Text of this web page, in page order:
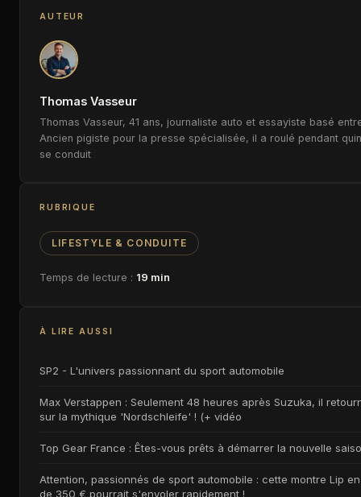
AUTEUR
Thomas Vasseur
Thomas Vasseur, 41 ans, journaliste auto et essayiste basé
Ancien pigiste pour la presse spécialisée, il a roulé pendant
se conduit
RUBRIQUE
LIFESTYLE & CONDUITE
Temps de lecture : 19 min
À LIRE AUSSI
SP2 - L'univers passionnant du sport automobile
Max Verstappen : Seulement 48 heures après Suzuka, il
sur la mythique 'Nordschleife' ! (+ vidéo
Top Gear France : Êtes-vous prêts à démarrer la nouvelle
Attention, passionnés de sport automobile : cette montre Lip
de 350 € pourrait s'envoler rapidement !